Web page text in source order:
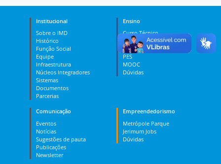
Institucional
Sobre o IMD
Histórico
Função Social
Equipe
Infraestrutura
Núcleos Integradores
Sistemas
Documentos
Parcerias
Ensino
Curso Técnico
Graduação
Pós-graduação
PES
MOOC
Dúvidas
Comunicação
Eventos
Notícias
Sugestões de pauta
Publicações
Newsletter
Empreendedorismo
Metrópole Parque
Jerimum Jobs
Dúvidas